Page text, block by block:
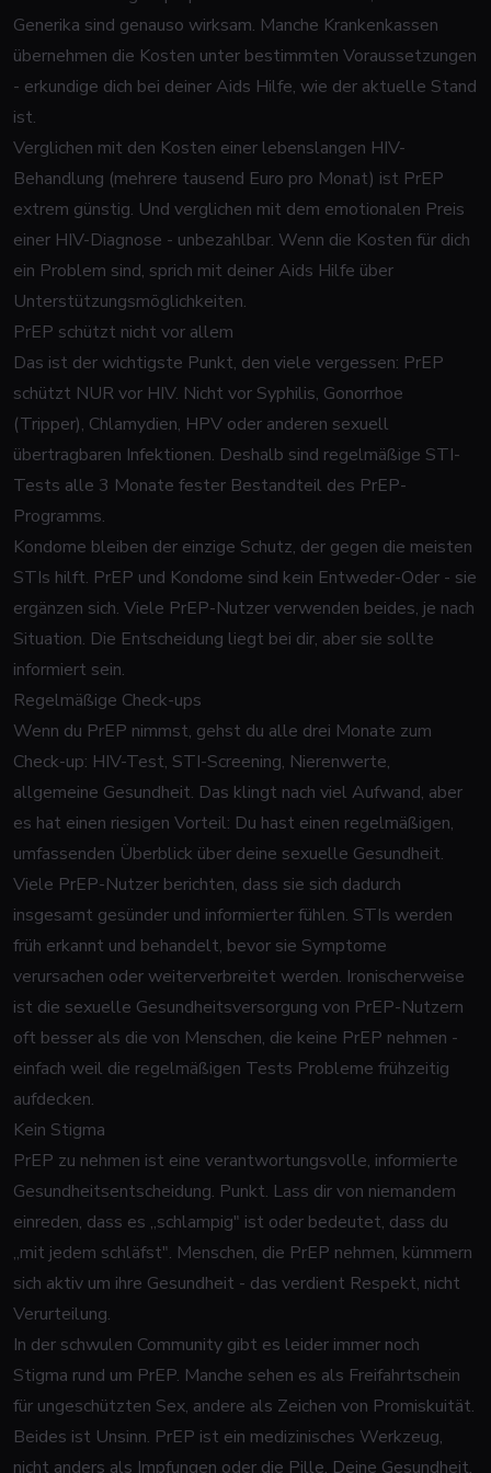
Generika sind genauso wirksam. Manche Krankenkassen
übernehmen die Kosten unter bestimmten Voraussetzungen
- erkundige dich bei deiner Aids Hilfe, wie der aktuelle Stand
ist.
Verglichen mit den Kosten einer lebenslangen HIV-
Behandlung (mehrere tausend Euro pro Monat) ist PrEP
extrem günstig. Und verglichen mit dem emotionalen Preis
einer HIV-Diagnose - unbezahlbar. Wenn die Kosten für dich
ein Problem sind, sprich mit deiner Aids Hilfe über
Unterstützungsmöglichkeiten.
PrEP schützt nicht vor allem
Das ist der wichtigste Punkt, den viele vergessen: PrEP
schützt NUR vor HIV. Nicht vor Syphilis, Gonorrhoe
(Tripper), Chlamydien, HPV oder anderen sexuell
übertragbaren Infektionen. Deshalb sind regelmäßige STI-
Tests alle 3 Monate fester Bestandteil des PrEP-
Programms.
Kondome bleiben der einzige Schutz, der gegen die meisten
STIs hilft. PrEP und Kondome sind kein Entweder-Oder - sie
ergänzen sich. Viele PrEP-Nutzer verwenden beides, je nach
Situation. Die Entscheidung liegt bei dir, aber sie sollte
informiert sein.
Regelmäßige Check-ups
Wenn du PrEP nimmst, gehst du alle drei Monate zum
Check-up: HIV-Test, STI-Screening, Nierenwerte,
allgemeine Gesundheit. Das klingt nach viel Aufwand, aber
es hat einen riesigen Vorteil: Du hast einen regelmäßigen,
umfassenden Überblick über deine sexuelle Gesundheit.
Viele PrEP-Nutzer berichten, dass sie sich dadurch
insgesamt gesünder und informierter fühlen. STIs werden
früh erkannt und behandelt, bevor sie Symptome
verursachen oder weiterverbreitet werden. Ironischerweise
ist die sexuelle Gesundheitsversorgung von PrEP-Nutzern
oft besser als die von Menschen, die keine PrEP nehmen -
einfach weil die regelmäßigen Tests Probleme frühzeitig
aufdecken.
Kein Stigma
PrEP zu nehmen ist eine verantwortungsvolle, informierte
Gesundheitsentscheidung. Punkt. Lass dir von niemandem
einreden, dass es „schlampig" ist oder bedeutet, dass du
„mit jedem schläfst". Menschen, die PrEP nehmen, kümmern
sich aktiv um ihre Gesundheit - das verdient Respekt, nicht
Verurteilung.
In der schwulen Community gibt es leider immer noch
Stigma rund um PrEP. Manche sehen es als Freifahrtschein
für ungeschützten Sex, andere als Zeichen von Promiskuität.
Beides ist Unsinn. PrEP ist ein medizinisches Werkzeug,
nicht anders als Impfungen oder die Pille. Deine Gesundheit,